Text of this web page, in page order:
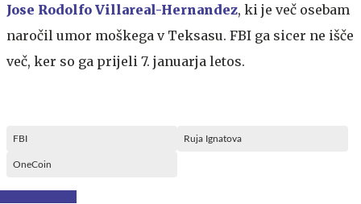
Jose Rodolfo Villareal-Hernandez, ki je več osebam
naročil umor moškega v Teksasu. FBI ga sicer ne išče
več, ker so ga prijeli 7. januarja letos.
FBI Ruja Ignatova
OneCoin